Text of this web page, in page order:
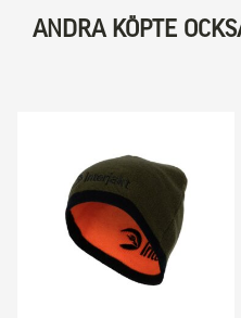
ANDRA KÖPTE